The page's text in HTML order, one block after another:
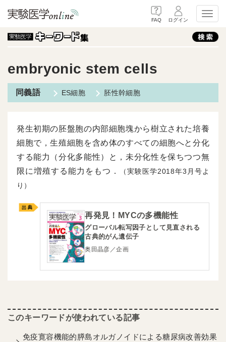
FAQ ログイン
embryonic stem cells
ES細胞 胚性幹細胞
発生初期の胚盤胞の内部細胞塊から樹立された培養
細胞で，生殖細胞を含め体のすべての細胞へと分化
する能力（分化多能性）と，未分化性を保ちつつ無
限に増殖する能力をもつ．
（実験医学2018年3月号よ
り）
再発見！MYCの多機能性
グローバル転写因子として見直される
古典的がん遺伝子
奥田晶彦／企画
免疫寛容機能的膵島オルガノイドによる糖尿病改善効果